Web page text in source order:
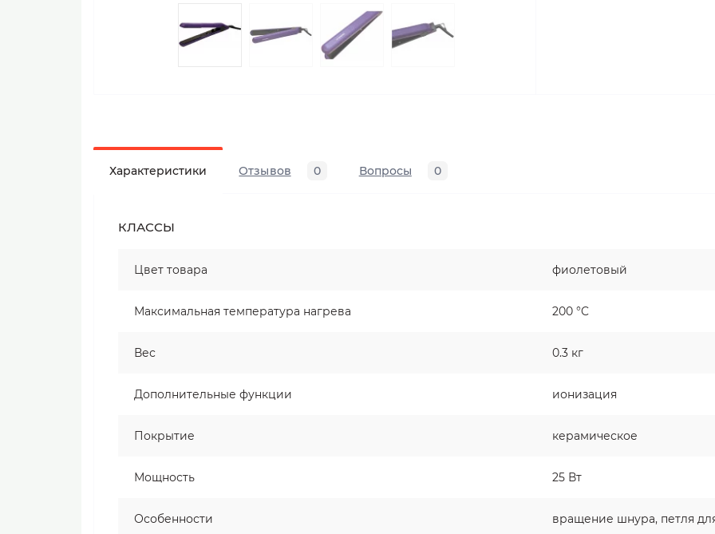
Характеристики Отзывов 0 Вопросы 0
КЛАССЫ
Цвет товара фиолетовый
Максимальная температура нагрева 200 °C
Вес 0.3 кг
Дополнительные функции ионизация
Покрытие керамическое
Мощность 25 Вт
Особенности вращение шнура, петля